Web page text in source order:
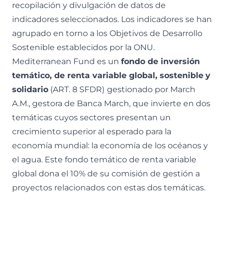
recopilación y divulgación de datos de
indicadores seleccionados. Los indicadores se han
agrupado en torno a los Objetivos de Desarrollo
Sostenible establecidos por la ONU.
Mediterranean Fund es un fondo de inversión
temático, de renta variable global, sostenible y
solidario (ART. 8 SFDR) gestionado por March
A.M., gestora de Banca March, que invierte en dos
temáticas cuyos sectores presentan un
crecimiento superior al esperado para la
economía mundial: la economía de los océanos y
el agua. Este fondo temático de renta variable
global dona el 10% de su comisión de gestión a
proyectos relacionados con estas dos temáticas.